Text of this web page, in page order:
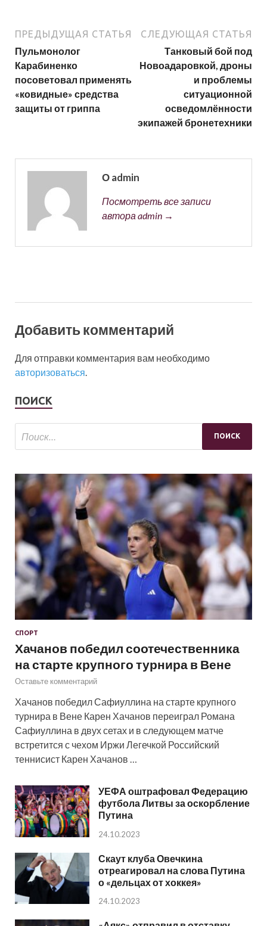
ПРЕДЫДУЩАЯ СТАТЬЯ
Пульмонолог
Карабиненко
посоветовал применять
«ковидные» средства
защиты от гриппа
СЛЕДУЮЩАЯ СТАТЬЯ
Танковый бой под
Новоадаровкой, дроны
и проблемы
ситуационной
осведомлённости
экипажей бронетехники
О admin
Посмотреть все записи
автора admin →
Добавить комментарий
Для отправки комментария вам необходимо
авторизоваться
ПОИСК
СПОРТ
Хачанов победил соотечественника
на старте крупного турнира в Вене
Оставьте комментарий
Хачанов победил Сафиуллина на старте крупного
турнира в Вене Карен Хачанов переиграл Романа
Сафиуллина в двух сетах и в следующем матче
встретится с чехом Иржи Легечкой Российский
теннисист Карен Хачанов …
УЕФА оштрафовал Федерацию
футбола Литвы за оскорбление
Путина
24.10.2023
Скаут клуба Овечкина
отреагировал на слова Путина
о «дельцах от хоккея»
24.10.2023